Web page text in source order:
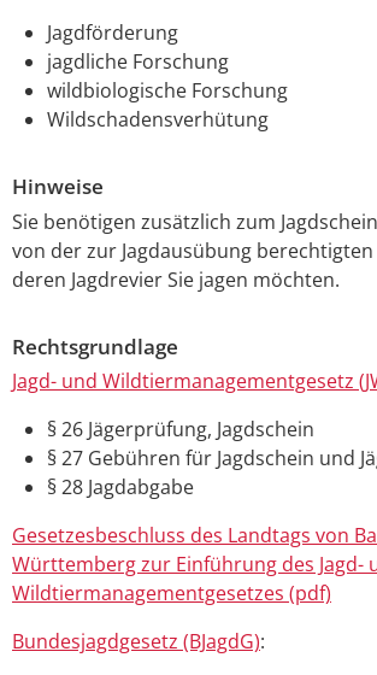
Jagdförderung
jagdliche Forschung
wildbiologische Forschung
Wildschadensverhütung
Hinweise
Sie benötigen zusätzlich zum
von der zur Jagdausübung
deren Jagdrevier Sie jagen möchten.
Rechtsgrundlage
Jagd- und Wildtiermanagementgesetz
§ 26 Jägerprüfung, Jagdschein
§ 27 Gebühren für Jagdschein und
§ 28 Jagdabgabe
Gesetzesbeschluss des Landtags von
Württemberg zur Einführung des Jagd-
Wildtiermanagementgesetzes (pdf)
Bundesjagdgesetz (BJagdG):